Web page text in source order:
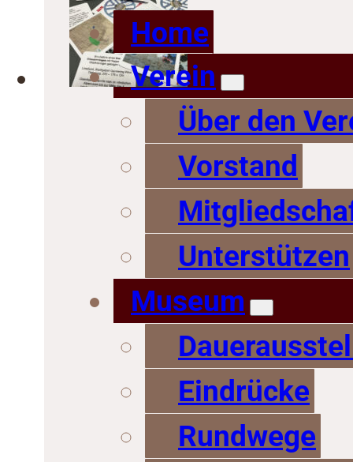
Home
Verein
Über den
Vorstand
Unterstützen
Museum
Eindrücke
Rundwege